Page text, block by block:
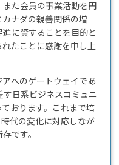
た会員の事業活動を円
ナダの親善関係の増
に資することを目的と
たことに感謝を申し上
へのゲートウェイであ
日系ビジネスコミュニ
おります。これまで培
代の変化に対応しなが
です。